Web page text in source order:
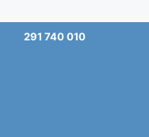
Saltar291 740 010